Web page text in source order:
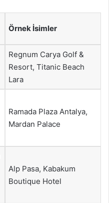
Örnek İsimler
Regnum Carya Golf &
Resort, Titanic Beach
Lara
Ramada Plaza Antalya,
Mardan Palace
Alp Pasa, Kabakum
Boutique Hotel